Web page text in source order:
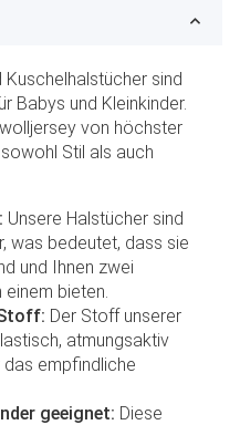
sind
Babys und Kleinkinder.
von höchster
Stil als auch
Unsere Halstücher sind
was bedeutet, dass sie
und Ihnen zwei
bieten.
Der Stoff unserer
atmungsaktiv
das empfindliche
geeignet: Diese